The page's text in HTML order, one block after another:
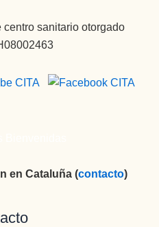
sanitario otorgado
en Cataluña (contacto)